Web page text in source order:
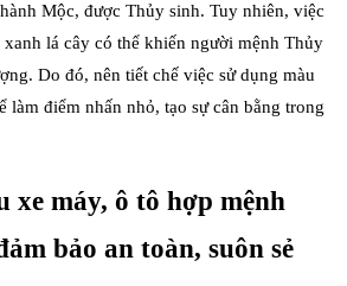
Mộc, được Thủy sinh. Tuy nhiên, việc
lá cây có thể khiến người mệnh Thủy
Do đó, nên tiết chế việc sử dụng màu
làm điểm nhấn nhỏ, tạo sự cân bằng trong
xe máy, ô tô hợp mệnh
bảo an toàn, suôn sẻ